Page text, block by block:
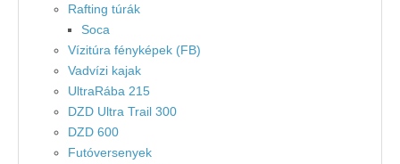
Rafting túrák
Soca
Vízitúra fényképek (FB)
Vadvízi kajak
UltraRába 215
DZD Ultra Trail 300
DZD 600
Futóversenyek